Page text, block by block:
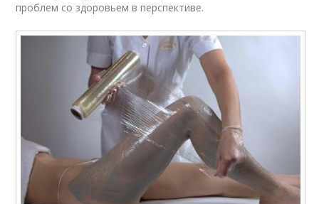
проблем со здоровьем в перспективе.